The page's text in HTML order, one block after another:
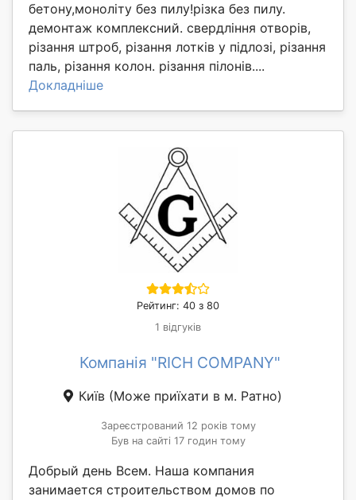
бетону,моноліту без пилу!різка без пилу.
демонтаж комплексний. свердління отворів,
різання штроб, різання лотків у підлозі, різання
паль, різання колон. різання пілонів....
Докладніше
Рейтинг: 40 з 80
1 відгуків
Компанія "RICH COMPANY"
Київ (Може приїхати в м. Ратно)
Зареєстрований 12 років тому
Був на сайті 17 годин тому
Добрый день Всем. Наша компания
занимается строительством домов по